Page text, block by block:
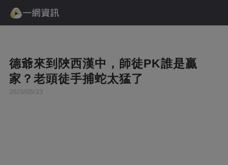
德爺來到陜西漢中，師徒PK誰是贏
家？老頭徒手捕蛇太猛了
2023/05/23